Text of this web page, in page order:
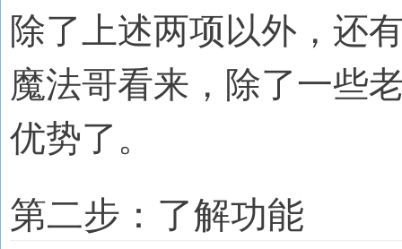
除了上述两项以外，还
魔法哥看来，除了一些
优势了。
第二步：了解功能